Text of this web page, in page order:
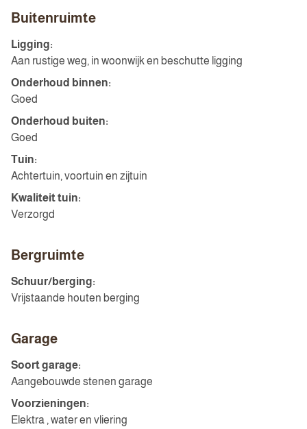
Buitenruimte
Ligging:
Aan rustige weg, in woonwijk en beschutte ligging
Onderhoud binnen:
Goed
Onderhoud buiten:
Goed
Tuin:
Achtertuin, voortuin en zijtuin
Kwaliteit tuin:
Verzorgd
Bergruimte
Schuur/berging:
Vrijstaande houten berging
Garage
Soort garage:
Aangebouwde stenen garage
Voorzieningen:
Elektra , water en vliering